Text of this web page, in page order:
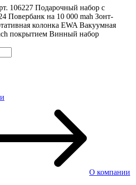
106227 Подарочный набор с
Повербанк на 10 000 mah Зонт-
колонка EWA Вакуумная
покрытием Винный набор
О компании